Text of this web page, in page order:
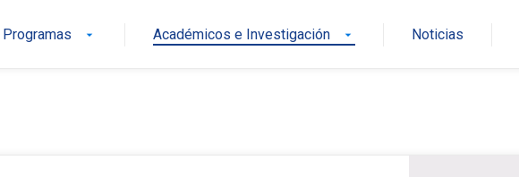
Programas arrow_drop_down Académicos e Investigación arrow_drop_down Noticias